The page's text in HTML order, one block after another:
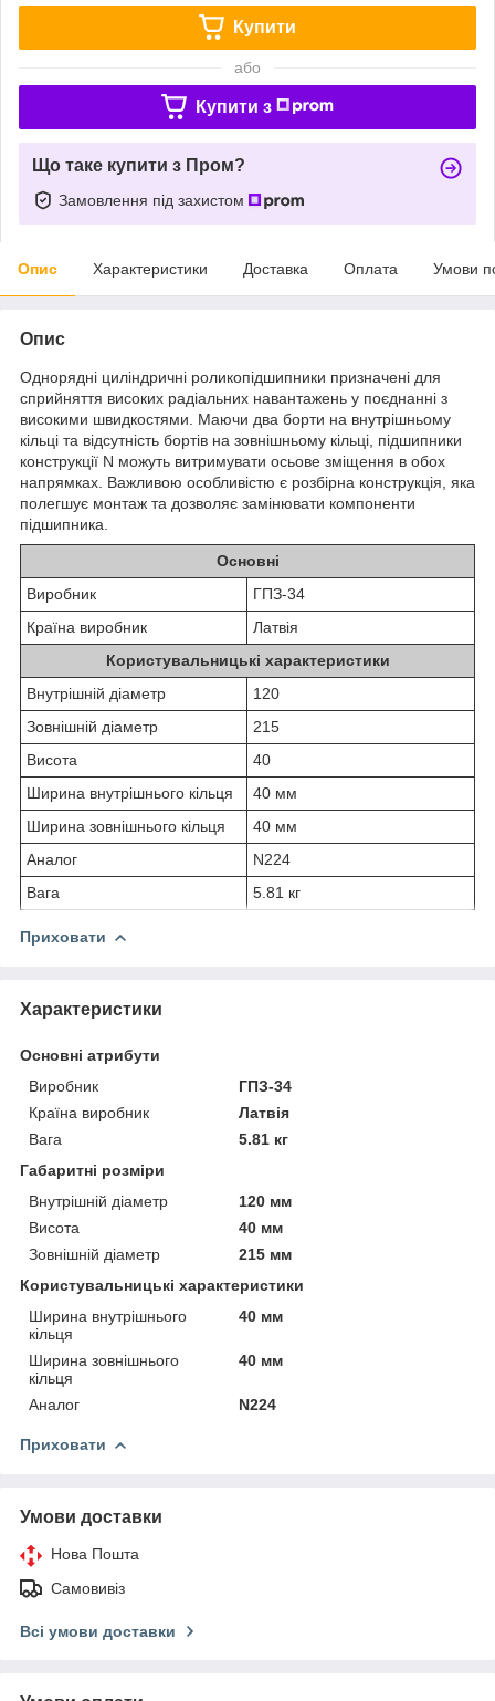
Купити
або
Купити з
Що таке купити з Пром?
Замовлення під захистом
Опис Характеристики Доставка Оплата Умови
Опис
Однорядні циліндричні роликопідшипники призначені для
сприйняття високих радіальних навантажень у поєднанні з
високими швидкостями. Маючи два борти на внутрішньому
кільці та відсутність бортів на зовнішньому кільці, підшипники
конструкції N можуть витримувати осьове зміщення в обох
напрямках. Важливою особливістю є розбірна конструкція, яка
полегшує монтаж та дозволяє замінювати компоненти
підшипника.
Основні
Виробник
ГПЗ-34
Країна виробник
Латвія
Користувальницькі характеристики
Внутрішній діаметр
120
Зовнішній діаметр
215
Висота
40
Ширина внутрішнього кільця
40 мм
Ширина зовнішнього кільця
40 мм
Аналог
N224
Вага
5.81 кг
Приховати
Характеристики
Основні атрибути
Виробник
ГПЗ-34
Країна виробник
Латвія
Вага
5.81 кг
Габаритні розміри
Внутрішній діаметр
120 мм
Висота
40 мм
Зовнішній діаметр
215 мм
Користувальницькі характеристики
Ширина внутрішнього
кільця
40 мм
Ширина зовнішнього
кільця
40 мм
Аналог N224
Приховати
Умови доставки
Нова Пошта
Самовивіз
Всі умови доставки